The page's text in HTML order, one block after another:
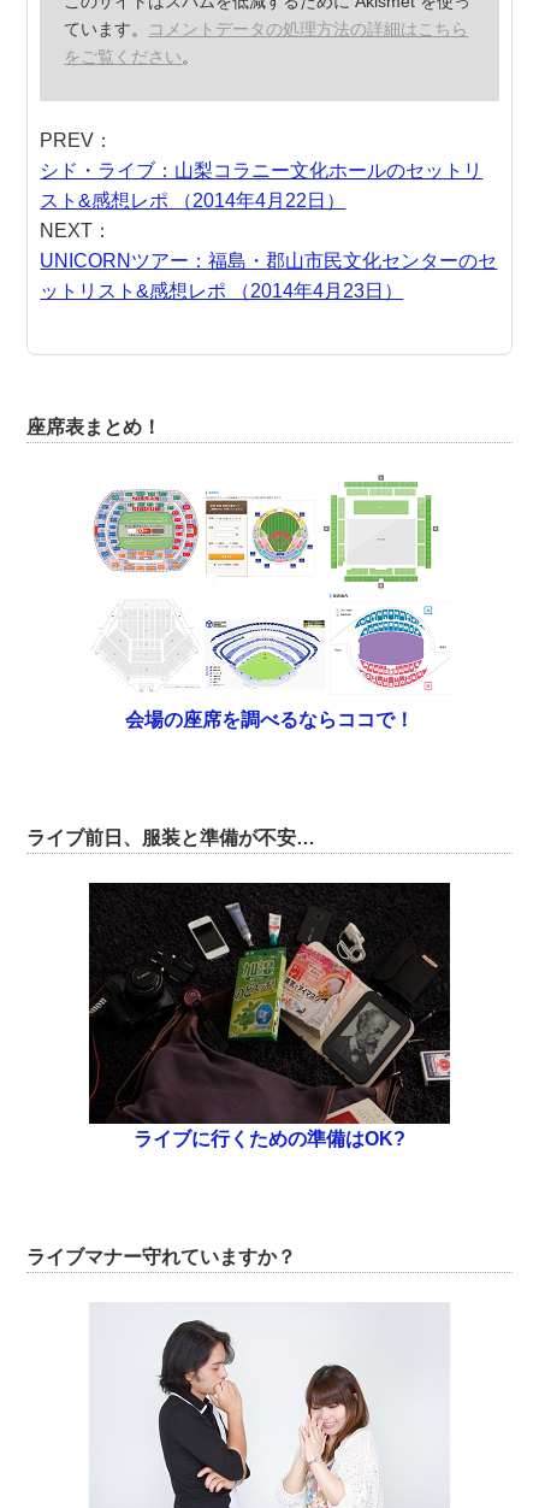
ています。 コメントデータの処理方法の詳細はこちら
をご覧ください。
PREV：
シド・ライブ：山梨コラニー文化ホールのセットリ
スト&感想レポ （2014年4月22日）
NEXT：
UNICORNツアー：福島・郡山市民文化センターのセ
ットリスト&感想レポ （2014年4月23日）
座席表まとめ！
会場の座席を調べるならココで！
ライブ前日、服装と準備が不安…
ライブに行くための準備はOK?
ライブマナー守れていますか？